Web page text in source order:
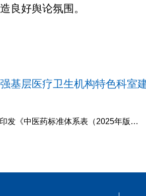
良好舆论氛围。
强基层医疗卫生机构特色科室
中医药标准体系表（2025年版）》的通知